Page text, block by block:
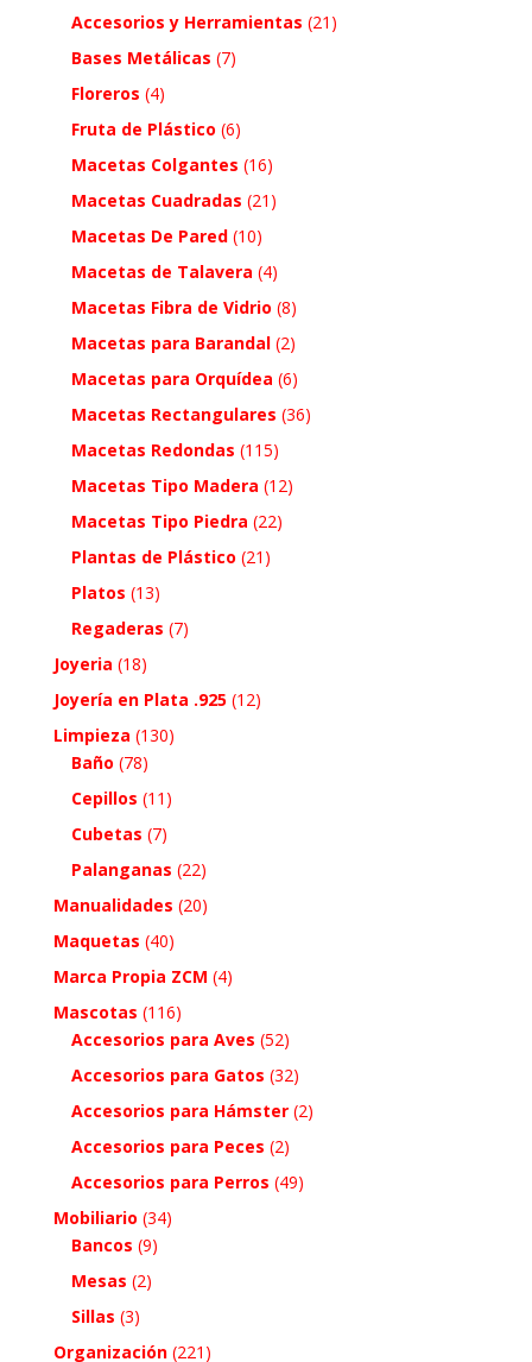
Accesorios y Herramientas (21)
Bases Metálicas (7)
Floreros (4)
Fruta de Plástico (6)
Macetas Colgantes (16)
Macetas Cuadradas (21)
Macetas De Pared (10)
Macetas de Talavera (4)
Macetas Fibra de Vidrio (8)
Macetas para Barandal (2)
Macetas para Orquídea (6)
Macetas Rectangulares (36)
Macetas Redondas (115)
Macetas Tipo Madera (12)
Macetas Tipo Piedra (22)
Plantas de Plástico (21)
Platos (13)
Regaderas (7)
Joyeria (18)
Joyería en Plata .925 (12)
Limpieza (130)
Baño (78)
Cepillos (11)
Cubetas (7)
Palanganas (22)
Manualidades (20)
Maquetas (40)
Marca Propia ZCM (4)
Mascotas (116)
Accesorios para Aves (52)
Accesorios para Gatos (32)
Accesorios para Hámster (2)
Accesorios para Peces (2)
Accesorios para Perros (49)
Mobiliario (34)
Bancos (9)
Mesas (2)
Sillas (3)
Organización (221)